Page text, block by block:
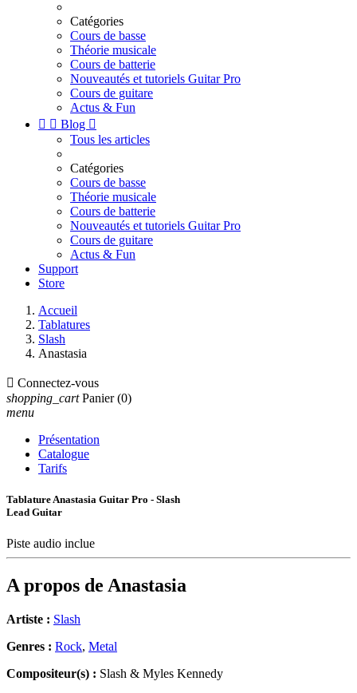
Catégories
Cours de basse
Théorie musicale
Cours de batterie
Nouveautés et tutoriels Guitar Pro
Cours de guitare
Actus & Fun
  Blog 
Tous les articles
Catégories
Cours de basse
Théorie musicale
Cours de batterie
Nouveautés et tutoriels Guitar Pro
Cours de guitare
Actus & Fun
Support
Store
Accueil
Tablatures
Slash
Anastasia
 Connectez-vous
shopping_cart Panier (0)
menu
Présentation
Catalogue
Tarifs
Tablature Anastasia Guitar Pro - Slash
Lead Guitar
Piste audio inclue
A propos de Anastasia
Artiste : Slash
Genres : Rock, Metal
Compositeur(s) : Slash & Myles Kennedy